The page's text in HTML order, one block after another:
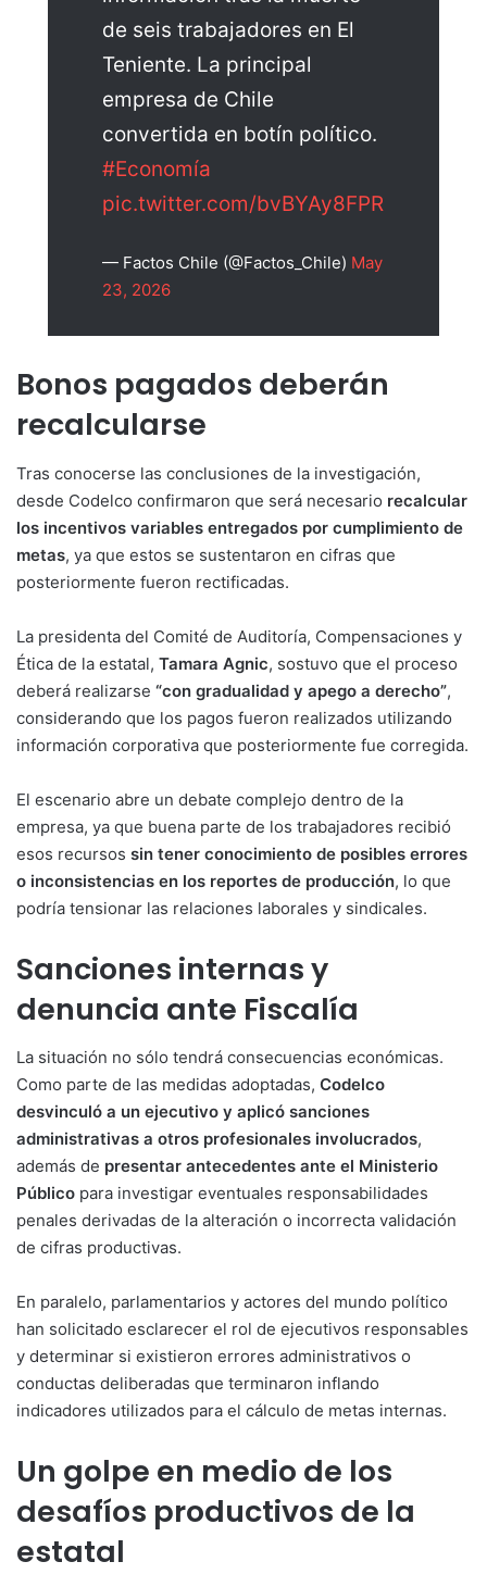
de seis trabajadores en El
Teniente. La principal
empresa de Chile
convertida en botín político.
#Economía
pic.twitter.com/bvBYAy8FPR
— Factos Chile (@Factos_Chile) May
23, 2026
Bonos pagados deberán
recalcularse
Tras conocerse las conclusiones de la investigación,
desde Codelco confirmaron que será necesario recalcular
los incentivos variables entregados por cumplimiento de
metas, ya que estos se sustentaron en cifras que
posteriormente fueron rectificadas.
La presidenta del Comité de Auditoría, Compensaciones y
Ética de la estatal, Tamara Agnic, sostuvo que el proceso
deberá realizarse “con gradualidad y apego a derecho”,
considerando que los pagos fueron realizados utilizando
información corporativa que posteriormente fue corregida.
El escenario abre un debate complejo dentro de la
empresa, ya que buena parte de los trabajadores recibió
esos recursos sin tener conocimiento de posibles errores
o inconsistencias en los reportes de producción, lo que
podría tensionar las relaciones laborales y sindicales.
Sanciones internas y
denuncia ante Fiscalía
La situación no sólo tendrá consecuencias económicas.
Como parte de las medidas adoptadas, Codelco
desvinculó a un ejecutivo y aplicó sanciones
administrativas a otros profesionales involucrados,
además de presentar antecedentes ante el Ministerio
Público para investigar eventuales responsabilidades
penales derivadas de la alteración o incorrecta validación
de cifras productivas.
En paralelo, parlamentarios y actores del mundo político
han solicitado esclarecer el rol de ejecutivos responsables
y determinar si existieron errores administrativos o
conductas deliberadas que terminaron inflando
indicadores utilizados para el cálculo de metas internas.
Un golpe en medio de los
desafíos productivos de la
estatal